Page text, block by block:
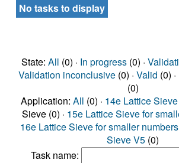
No tasks to display
State: All (0) · In progress(0) ·
Validation inconclusive(0) · Valid (0) ·
(0)
Application: All (0) · 14e Lattice Sieve
Sieve (0) · 15e Lattice Sieve for
16e Lattice Sieve for smaller numbers
Sieve V5 (0)
Task name: